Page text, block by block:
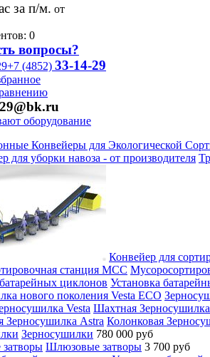
за п/м. от
0
вопросы?
+7 (4852) 33-14-29
оборудование
Конвейер для
Установка
Шахтная Зерносушилка
Колонковая
Зерносушилки 780 000 руб
Шлюзовые затворы 3 700 руб